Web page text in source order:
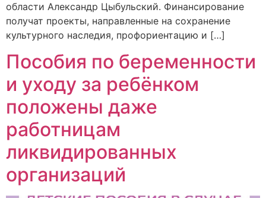
области Александр Цыбульский. Финансирование
получат проекты, направленные на сохранение
культурного наследия, профориентацию и […]
Пособия по беременности
и уходу за ребёнком
положены даже
работницам
ликвидированных
организаций